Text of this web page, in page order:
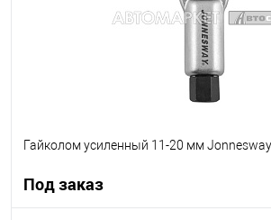
Гайколом усиленный 11-20 мм Jonnesway
Под заказ